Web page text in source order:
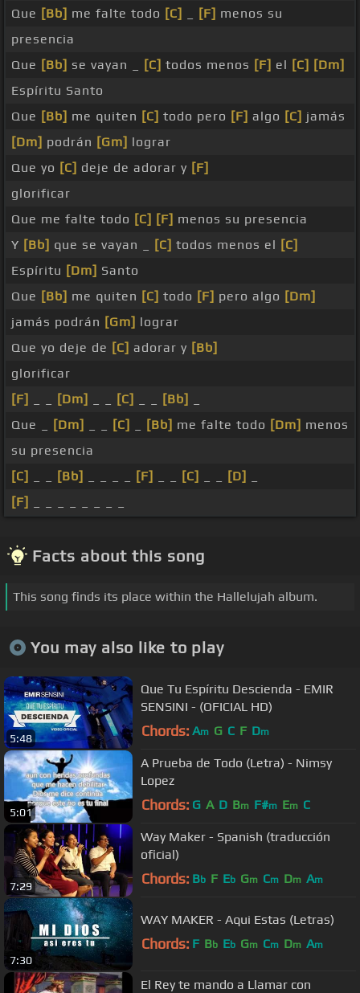
Que [Bb] me falte todo [C] [F] menos su
presencia
Que [Bb] se vayan _ [C] todos menos [F] el [C] [Dm]
Espíritu Santo
Que [Bb] me quiten [C] todo pero [F] algo [C] jamás
[Dm] podrán [Gm] lograr
Que yo [C] deje de adorar y [F]
glorificar
Que me falte todo [C] [F] menos su presencia
Y [Bb] que se vayan _ [C] todos menos el [C]
Espíritu [Dm] Santo
Que [Bb] me quiten [C] todo [F] pero algo [Dm]
jamás podrán [Gm] lograr
Que yo deje de [C] adorar y [Bb]
glorificar
[F]
[Dm] [C] [Bb]
Que _
[Dm] [C] [Bb] me falte todo [Dm] menos
su presencia
[C]
[Bb] [F] [C] [D]
[F]
Facts about this song
This song finds its place within the Hallelujah album.
You may also like to play
5:48
Que Tu Espíritu Descienda - EMIR
SENSINI - (OFICIAL HD)
Chords: Am G C F Dm
5:01
A Prueba de Todo (Letra) - Nimsy
Lopez
Chords: G A D Bm F#m Em C
7:29
Way Maker - Spanish (traducción
oficial)
Chords: Bb F Eb Gm Cm Dm Am
7:30
WAY MAKER - Aqui Estas (Letras)
Chords: F Bb Eb Gm Cm Dm Am
El Rey te mando a Llamar con